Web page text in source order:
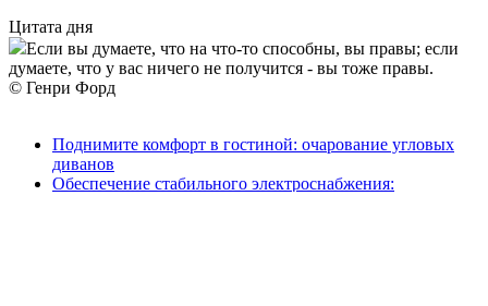
Цитата дня
Если вы думаете, что на что-то способны, вы правы; если
думаете, что у вас ничего не получится - вы тоже правы.
© Генри Форд
Поднимите комфорт в гостиной: очарование угловых
диванов
Обеспечение стабильного электроснабжения: